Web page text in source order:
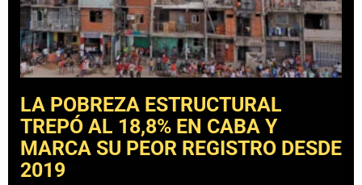
LA POBREZA ESTRUCTURAL
TREPÓ AL 18,8% EN CABA Y
MARCA SU PEOR REGISTRO DESDE
2019